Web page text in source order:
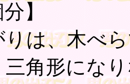
】
は、木べ
三角形にな